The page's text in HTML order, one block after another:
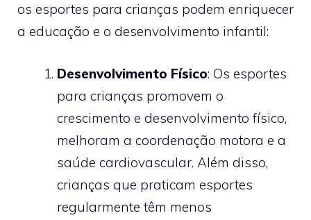
os esportes para crianças podem enriquecer
a educação e o desenvolvimento infantil:
Desenvolvimento Físico: Os esportes
para crianças promovem o
crescimento e desenvolvimento físico,
melhoram a coordenação motora e a
saúde cardiovascular. Além disso,
crianças que praticam esportes
regularmente têm menos